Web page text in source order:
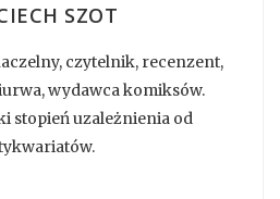
SZOT
czytelnik, recenzent,
wydawca komiksów.
stopień uzależnienia od